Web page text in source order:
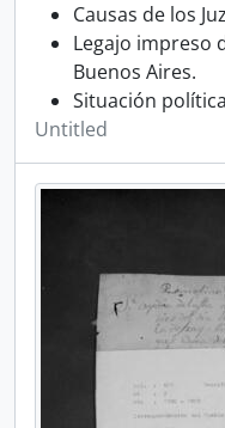
Causas de los
Legajo impreso
Buenos Aires.
Situación
Untitled